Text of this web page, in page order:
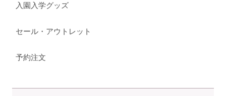
入園入学グッズ
セール・アウトレット
予約注文